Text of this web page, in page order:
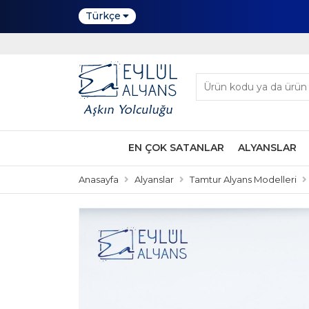
Türkçe
EN ÇOK SATANLAR ALYANSLAR
Anasayfa Alyanslar Tamtur Alyans Modelleri